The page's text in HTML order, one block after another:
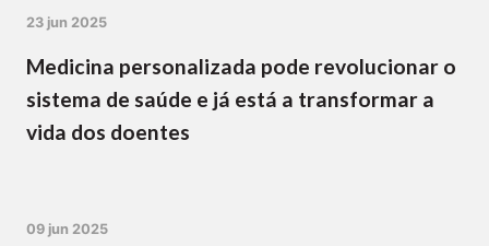
23 jun 2025
Medicina personalizada pode revolucionar o
sistema de saúde e já está a transformar a
vida dos doentes
09 jun 2025